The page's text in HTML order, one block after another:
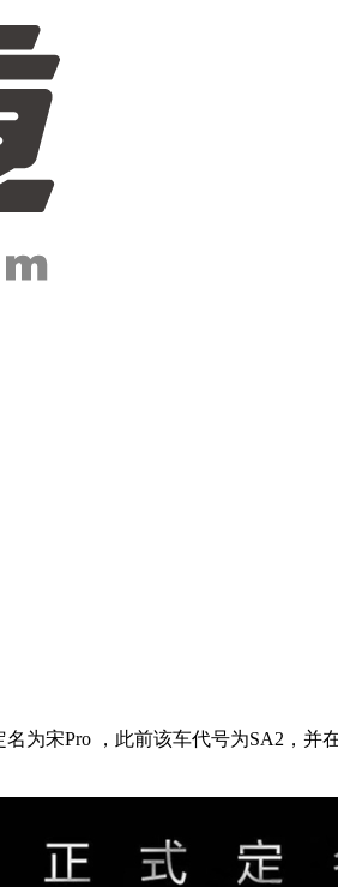
为宋Pro ，此前该车代号为SA2，并